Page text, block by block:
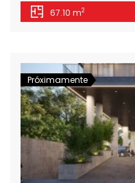
44 viviendas de 1, 2 y 3
67.10 m2
Próximamente